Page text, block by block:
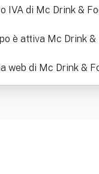
IVA di Mc Drink &
è attiva Mc Drink
web di Mc Drink &